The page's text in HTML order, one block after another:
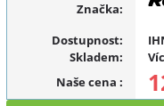
Značka:
Dostupnost:
Skladem:
Naše cena :